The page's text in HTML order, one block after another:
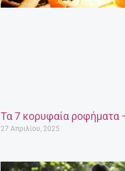
Τα 7 κορυφαία ροφήματα
27 Απριλίου, 2025